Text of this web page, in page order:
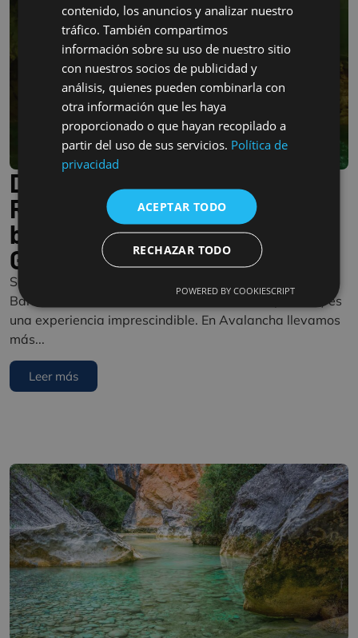
Descenso del Barranco del
Río Vero: guía práctica para
barranquismo en la Sierra de
Guara
Si buscas aventura, naturaleza y emociones únicas, el
Barranco del Río Vero en la Sierra de Guara (Huesca) es
una experiencia imprescindible. En Avalancha llevamos
más...
Leer más
FRENCH
ENGLISH
contenido, los anuncios y analizar nuestro
tráfico. También compartimos
información sobre su uso de nuestro sitio
con nuestros socios de publicidad y
análisis, quienes pueden combinarla con
otra información que les haya
proporcionado o que hayan recopilado a
partir del uso de sus servicios. Política de
privacidad
ACEPTAR TODO
RECHAZAR TODO
POWERED BY COOKIESCRIPT